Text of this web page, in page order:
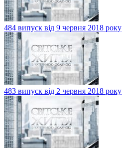
484 випуск від 9 червня 2018 року
483 випуск від 2 червня 2018 року